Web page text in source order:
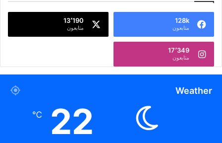
128k
متابعون
13٬190
متابعون
17٬349
متابعون
Weather
22
℃